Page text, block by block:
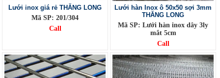
Lưới inox giá rẻ THĂNG LONG
Mã SP: 201/304
Call
Lưới hàn Inox ô 50x50 sợi 3mm
THĂNG LONG
Mã SP: Lưới hàn inox dây 3ly
mắt 5cm
Call